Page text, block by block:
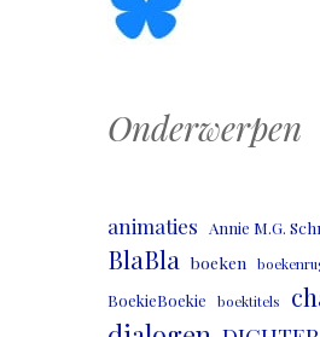
Onderwerpen
animaties Annie M.G.
BlaBla boeken
BoekieBoekie boektitels